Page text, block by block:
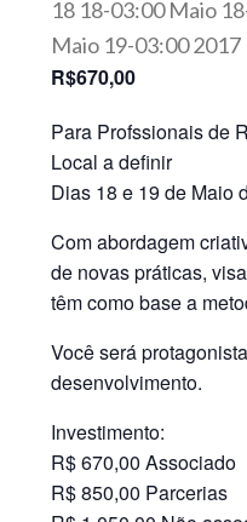
18 18-03:00 Maio
Maio 19-03:00 2017
R$670,00
Para Profssionais de
Local a definir
Dias 18 e 19 de Maio
Com abordagem
de novas práticas,
têm como base a
Você será
desenvolvimento.
Investimento:
R$ 670,00 Associado
R$ 850,00 Parcerias